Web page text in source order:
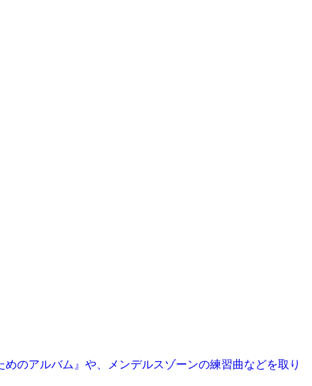
のアルバム』や、メンデルスゾーンの練習曲などを取り